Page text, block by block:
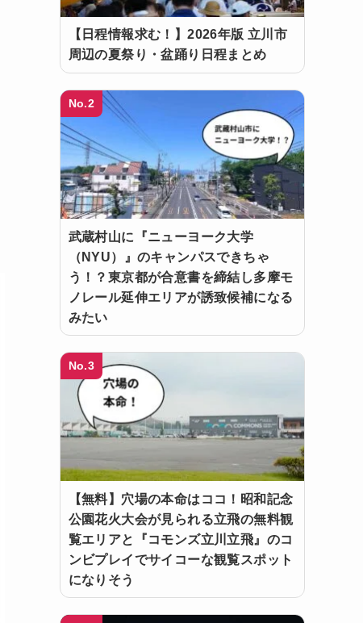
【日程情報求む！】2026年版 立川市
周辺の夏祭り・盆踊り日程まとめ
No.2
武蔵村山に『ニューヨーク大学
（NYU）』のキャンパスできちゃ
う！？東京都が合意書を締結し多摩モ
ノレール延伸エリアが誘致候補になる
みたい
No.3
【無料】穴場の本命はココ！昭和記念
公園花火大会が見られる立飛の無料観
覧エリアと『コモンズ立川立飛』のコ
ンビプレイでサイコーな観覧スポット
になりそう